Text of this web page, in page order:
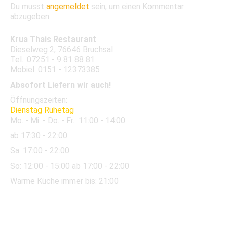
Du musst angemeldet sein, um einen Kommentar
abzugeben.
Krua Thais Restaurant
Dieselweg 2, 76646 Bruchsal
Tel.: 07251 - 9 81 88 81
Mobiel: 0151 - 12373385
Absofort Liefern wir auch!
Öffnungszeiten:
Dienstag Ruhetag
Mo. - Mi. - Do. - Fr. 11:00 - 14:00
ab 17:30 - 22:00
Sa: 17:00 - 22:00
So: 12:00 - 15:00 ab 17:00 - 22:00
Warme Küche immer bis: 21:00